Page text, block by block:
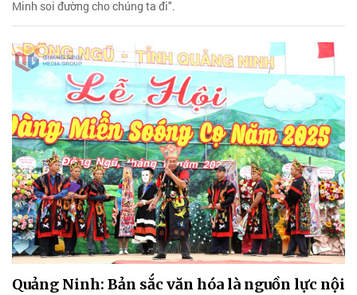
Minh soi đường cho chúng ta đi".
Quảng Ninh: Bản sắc văn hóa là nguồn lực nội